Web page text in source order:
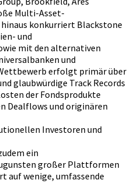
Multi-Asset-
konkurriert Blackstone
und
mit den alternativen
und
erfolgt primär über
glaubwürdige Track Records
der Fondsprodukte
Dealflows und originären
Investoren und
ein
großer Plattformen
auf wenige, umfassende